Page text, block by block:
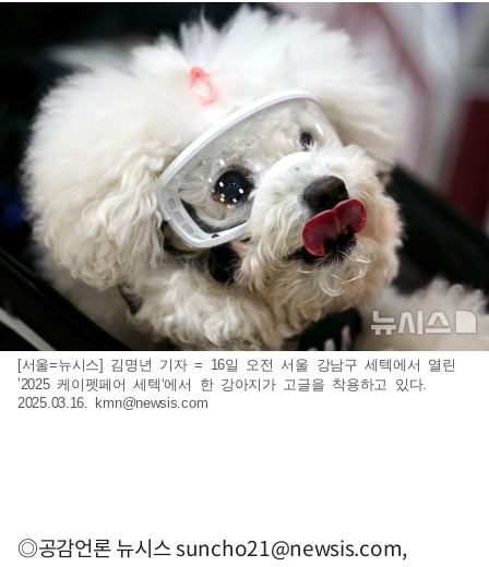
[서울=뉴시스] 김명년 기자 = 16일 오전 서울 강남구 세텍에서 열린
’2025 케이펫페어 세텍‘에서 한 강아지가 고글을 착용하고 있다.
2025.03.16.
kmn@newsis.com
◎공감언론 뉴시스suncho21@newsis.com,